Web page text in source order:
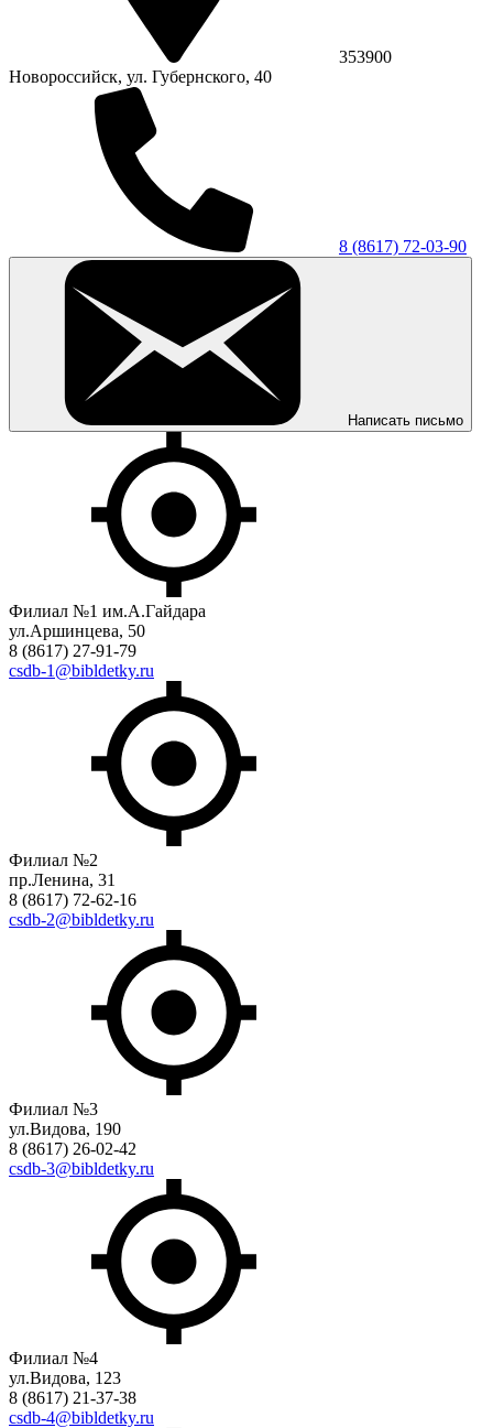
353900
Новороссийск, ул. Губернского, 40
8 (8617) 72-03-90
Написать письмо
Филиал №1 им.А.Гайдара
ул.Аршинцева, 50
8 (8617) 27-91-79
csdb-1@bibldetky.ru
Филиал №2
пр.Ленина, 31
8 (8617) 72-62-16
csdb-2@bibldetky.ru
Филиал №3
ул.Видова, 190
8 (8617) 26-02-42
csdb-3@bibldetky.ru
Филиал №4
ул.Видова, 123
8 (8617) 21-37-38
csdb-4@bibldetky.ru